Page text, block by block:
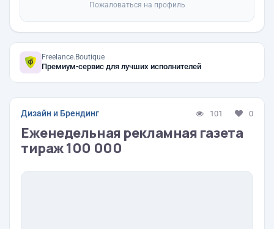
Пожаловаться на профиль
Freelance.Boutique
Премиум-сервис для лучших исполнителей
Дизайн и Брендинг 101 0
Еженедельная рекламная газета
тираж 100 000